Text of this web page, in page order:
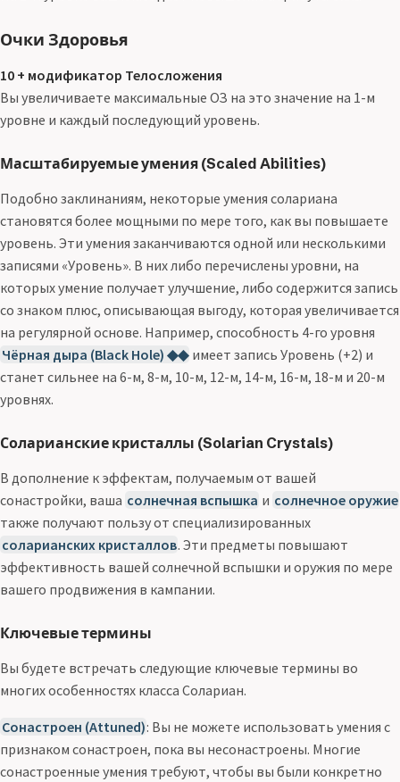
Очки Здоровья
10 + модификатор Телосложения
Вы увеличиваете максимальные ОЗ на это значение на 1-м
уровне и каждый последующий уровень.
Масштабируемые умения (Scaled Abilities)
Подобно заклинаниям, некоторые умения солариана
становятся более мощными по мере того, как вы повышаете
уровень. Эти умения заканчиваются одной или несколькими
записями «Уровень». В них либо перечислены уровни, на
которых умение получает улучшение, либо содержится запись
со знаком плюс, описывающая выгоду, которая увеличивается
на регулярной основе. Например, способность 4-го уровня
Чёрная дыра (Black Hole) ◆◆ имеет запись Уровень (+2) и
станет сильнее на 6-м, 8-м, 10-м, 12-м, 14-м, 16-м, 18-м и 20-м
уровнях.
Соларианские кристаллы (Solarian Crystals)
В дополнение к эффектам, получаемым от вашей
сонастройки, ваша солнечная вспышка и солнечное оружие
также получают пользу от специализированных
соларианских кристаллов. Эти предметы повышают
эффективность вашей солнечной вспышки и оружия по мере
вашего продвижения в кампании.
Ключевые термины
Вы будете встречать следующие ключевые термины во
многих особенностях класса Солариан.
Сонастроен (Attuned): Вы не можете использовать умения с
признаком сонастроен, пока вы несонастроены. Многие
сонастроенные умения требуют, чтобы вы были конкретно